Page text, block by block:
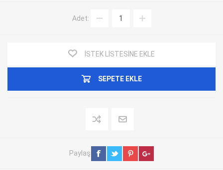
Adet:
İSTEK LISTESINE EKLE
SEPETE EKLE
Paylaş